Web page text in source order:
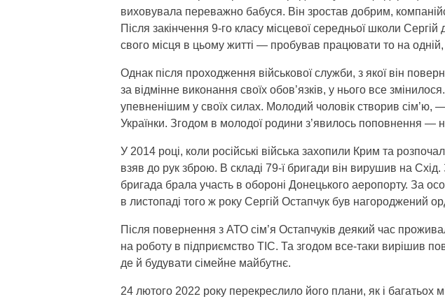
виховувала переважно бабуся. Він зростав добрим,
Після закінчення 9-го класу місцевої середньої школи
свого місця в цьому житті — пробував працювати то на одній,
Однак після проходження військової служби, з якої він
за відмінне виконання своїх обов’язків, у нього все
упевненішим у своїх силах. Молодий чоловік створив сім’ю,
Українки. Згодом в молодої родини з’явилось поповнення —
У 2014 році, коли російські війська захопили Крим та
взяв до рук зброю. В складі 79-ї бригади він вирушив на
бригада брала участь в обороні Донецького аеропорту. За
в листопаді того ж року Сергій Остапчук був нагороджений
Після повернення з АТО сім’я Остапчуків деякий час
на роботу в підприємство ТІС. Та згодом все-таки вирішив
де й будувати сімейне майбутнє.
24 лютого 2022 року перекреслило його плани, як і багатьох